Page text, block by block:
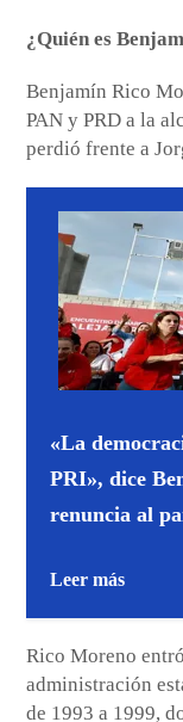
¿Quién es
Benjamín Rico
PAN y PRD a la
perdió frente a
«La
PRI», dice
renuncia al
Leer más
Rico Moreno
administración
de 1993 a 1999,